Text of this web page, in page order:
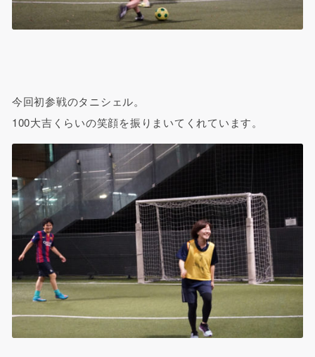
今回初参戦のタニシェル。
100大吉くらいの笑顔を振りまいてくれています。